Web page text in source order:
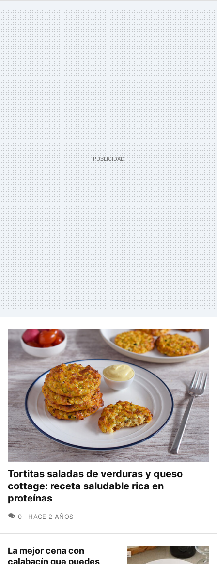
Tortitas saladas de verduras y queso
cottage: receta saludable rica en
proteínas
0 COMENTARIOS
HACE 2 AÑOS
La mejor cena con
calabacín que puedes